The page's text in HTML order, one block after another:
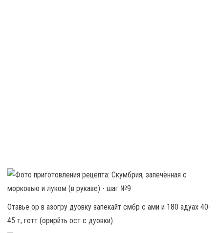
Отавье ор в азогру дуовку запекайт смбр с ами и 180 адуах 40-
45 т, готт (орирйть ост с дуовки).